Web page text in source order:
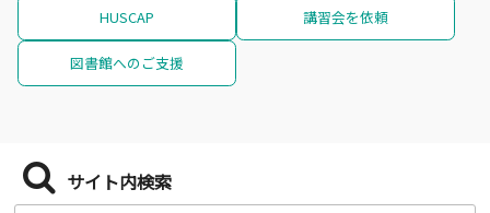
HUSCAP 講習会を依頼
図書館へのご支援
サイト内検索